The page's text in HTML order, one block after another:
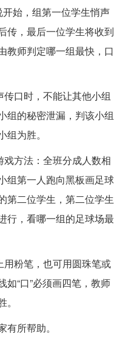
开始，组第一位学生悄声
传，最后一位学生将收到
教师判定哪一组最快，口
口时，不能让其他小组
组的秘密泄漏，判该小组
为胜。
方法：全班分成人数相
组第一人跑向黑板画足球
第二位学生，第二位学生
行，看哪一组的足球场最
粉笔，也可用圆珠笔或
“口”必须画四笔，教师
所帮助。